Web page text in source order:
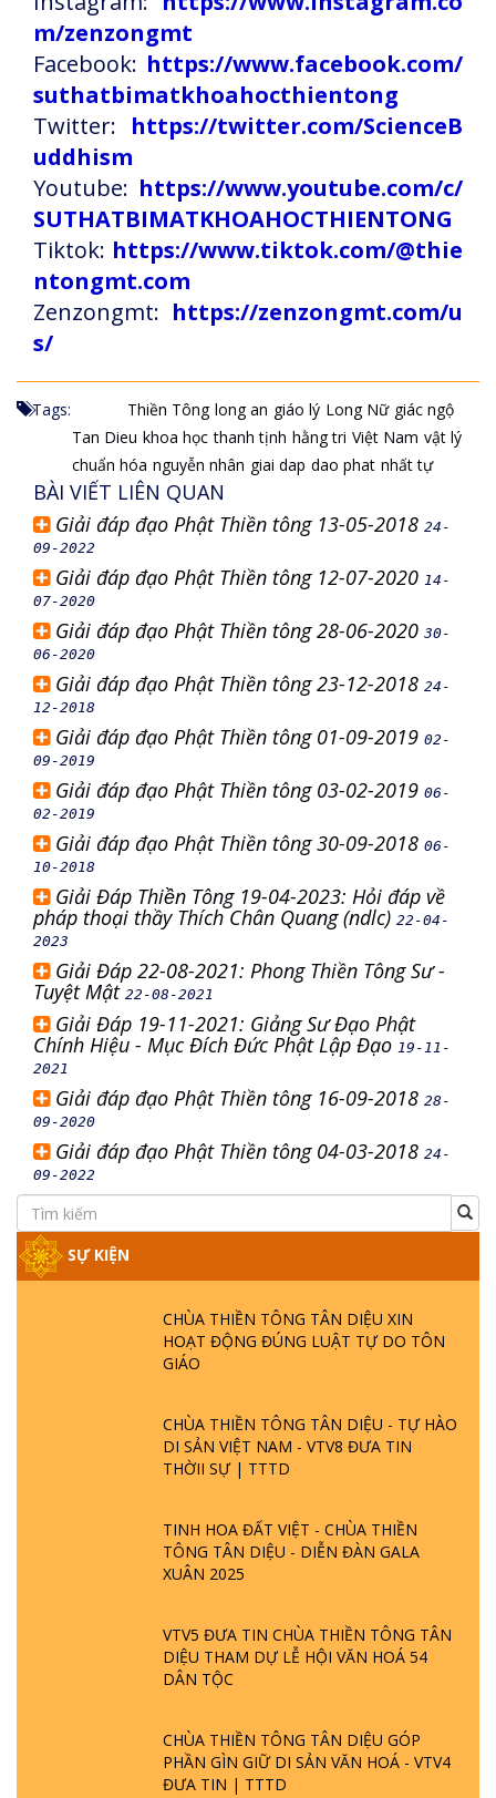
m/zenzongmt
Facebook: https://www.facebook.com/
suthatbimatkhoahocthientong
Twitter: https://twitter.com/ScienceB
uddhism
Youtube: https://www.youtube.com/c/
SUTHATBIMATKHOAHOCTHIENTONG
Tiktok: https://www.tiktok.com/@thie
ntongmt.com
Zenzongmt: https://zenzongmt.com/u
s/
Tags: Thiền Tông long an giáo lý Long Nữ giác ngộ
Tan Dieu khoa học thanh tịnh hằng tri Việt Nam vật lý
chuẩn hóa nguyễn nhân giai dap dao phat nhất tự
BÀI VIẾT LIÊN QUAN
Giải đáp đạo Phật Thiền tông 13-05-2018 24-
09-2022
Giải đáp đạo Phật Thiền tông 12-07-2020 14-
07-2020
Giải đáp đạo Phật Thiền tông 28-06-2020 30-
06-2020
Giải đáp đạo Phật Thiền tông 23-12-2018 24-
12-2018
Giải đáp đạo Phật Thiền tông 01-09-2019 02-
09-2019
Giải đáp đạo Phật Thiền tông 03-02-2019 06-
02-2019
Giải đáp đạo Phật Thiền tông 30-09-2018 06-
10-2018
Giải Đáp Thiền Tông 19-04-2023: Hỏi đáp về
pháp thoại thầy Thích Chân Quang (ndlc) 22-04-
2023
Giải Đáp 22-08-2021: Phong Thiền Tông Sư -
Tuyệt Mật22-08-2021
Giải Đáp 19-11-2021: Giảng Sư Đạo Phật
Chính Hiệu - Mục Đích Đức Phật Lập Đạo 19-11-
2021
Giải đáp đạo Phật Thiền tông 16-09-2018 28-
09-2020
Giải đáp đạo Phật Thiền tông 04-03-2018 24-
09-2022
SỰ KIỆN
CHÙA THIỀN TÔNG TÂN DIỆU XIN
HOẠT ĐỘNG ĐÚNG LUẬT TỰ DO TÔN
GIÁO
CHÙA THIỀN TÔNG TÂN DIỆU - TỰ HÀO
DI SẢN VIỆT NAM - VTV8 ĐƯA TIN
THỜII SỰ | TTTD
TINH HOA ĐẤT VIỆT - CHÙA THIỀN
TÔNG TÂN DIỆU - DIỄN ĐÀN GALA
XUÂN 2025
VTV5 ĐƯA TIN CHÙA THIỀN TÔNG TÂN
DIỆU THAM DỰ LỄ HỘI VĂN HOÁ 54
DÂN TỘC
CHÙA THIỀN TÔNG TÂN DIỆU GÓP
PHẦN GÌN GIỮ DI SẢN VĂN HOÁ - VTV4
ĐƯA TIN | TTTD